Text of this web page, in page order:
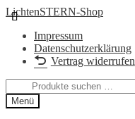
Zur
Navigation
springen
Zum
Inhalt
springen
LichtenSTERN-Shop
Impressum
Datenschutzerklärung
Vertrag widerrufen
Suchen
nach:
Menü